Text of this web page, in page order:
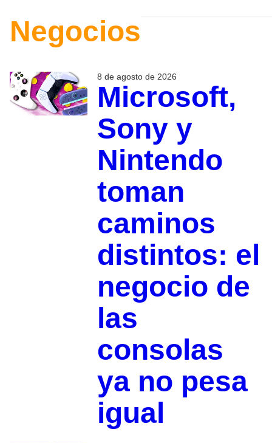
Negocios
8 de agosto de 2026
Microsoft,
Sony y
Nintendo
toman
caminos
distintos: el
negocio de
las
consolas
ya no pesa
igual